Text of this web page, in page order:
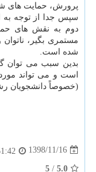
پرورش، حمایت های
سپس جدا از توجه به
دوم به نقش های
مستمری بگیر،
شده است.
بدین سبب می توان
است و می تواند
(خصوصاً دانشجویان
1398/11/16
5.0
/
5